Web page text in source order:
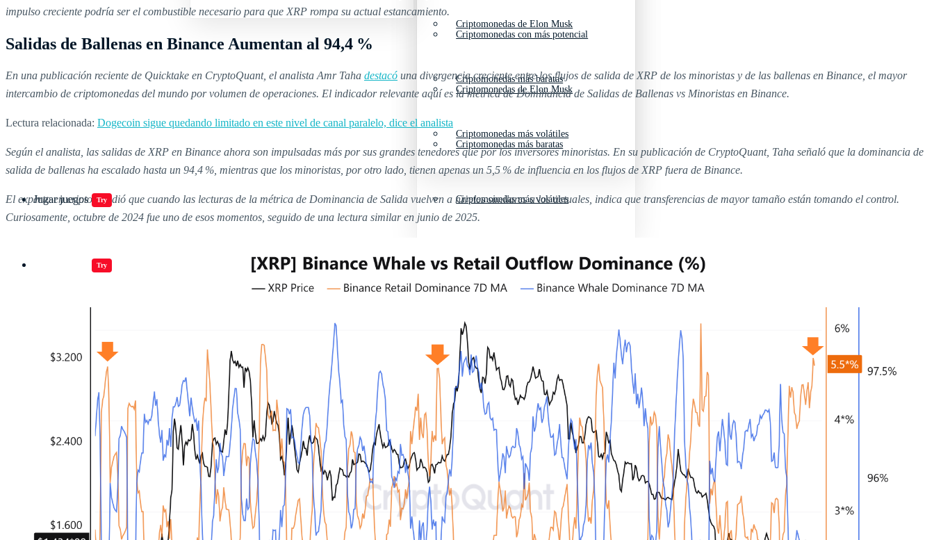
Criptomonedas de Elon Musk
Criptomonedas más baratas
Criptomonedas más volátiles
Jugar juegos Try
Criptomonedas con más potencial
Criptomonedas de Elon Musk
Criptomonedas más baratas
Criptomonedas más volátiles
Try
impulso creciente podría ser el combustible necesario para que XRP rompa su actual estancamiento.
Salidas de Ballenas en Binance Aumentan al 94,4 %
En una publicación reciente de Quicktake en CryptoQuant, el analista Amr Taha destacó una divergencia creciente entre los flujos de salida de XRP de los minoristas y de las ballenas en Binance, el mayor
intercambio de criptomonedas del mundo por volumen de operaciones. El indicador relevante aquí es la métrica de Dominancia de Salidas de Ballenas vs Minoristas en Binance.
Lectura relacionada: Dogecoin sigue quedando limitado en este nivel de canal paralelo, dice el analista
Según el analista, las salidas de XRP en Binance ahora son impulsadas más por sus grandes tenedores que por los inversores minoristas. En su publicación de CryptoQuant, Taha señaló que la dominancia de
salida de ballenas ha escalado hasta un 94,4 %, mientras que los minoristas, por otro lado, tienen apenas un 5,5 % de influencia en los flujos de XRP fuera de Binance.
El experto en cripto añadió que cuando las lecturas de la métrica de Dominancia de Salida vuelven a niveles similares a los actuales, indica que transferencias de mayor tamaño están tomando el control.
Curiosamente, octubre de 2024 fue uno de esos momentos, seguido de una lectura similar en junio de 2025.